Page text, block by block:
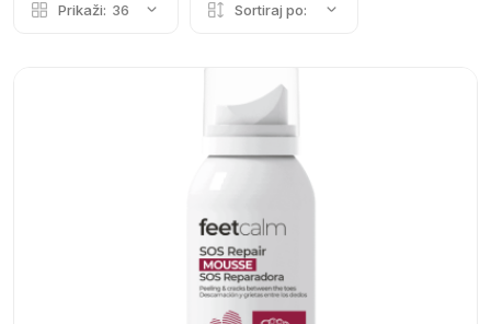
Prikaži: 36 Sortiraj po: